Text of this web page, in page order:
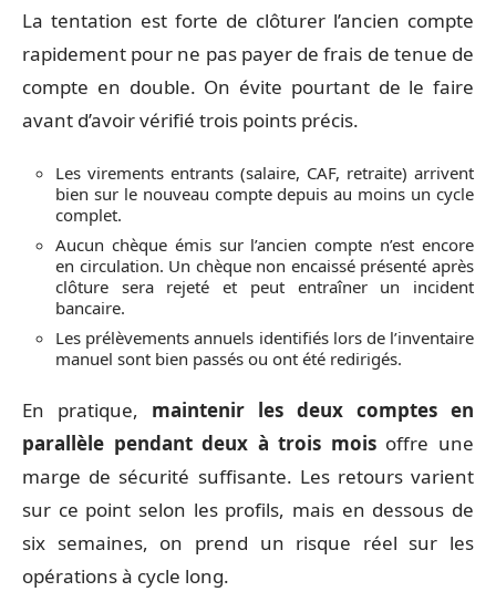
La tentation est forte de clôturer l’ancien compte
rapidement pour ne pas payer de frais de tenue de
compte en double. On évite pourtant de le faire
avant d’avoir vérifié trois points précis.
Les virements entrants (salaire, CAF, retraite) arrivent
bien sur le nouveau compte depuis au moins un cycle
complet.
Aucun chèque émis sur l’ancien compte n’est encore
en circulation. Un chèque non encaissé présenté après
clôture sera rejeté et peut entraîner un incident
bancaire.
Les prélèvements annuels identifiés lors de l’inventaire
manuel sont bien passés ou ont été redirigés.
En pratique, maintenir les deux comptes en
parallèle pendant deux à trois moisoffre une
marge de sécurité suffisante. Les retours varient
sur ce point selon les profils, mais en dessous de
six semaines, on prend un risque réel sur les
opérations à cycle long.